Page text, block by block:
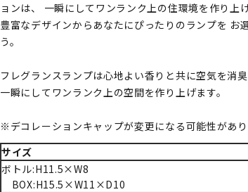
ョンは、 一瞬にしてワンランク上の住環境を作り上げ
豊富なデザインからあなたにぴったりのランプを お
う。
フレグランスランプは心地よい香りと共に空気を消臭
一瞬にしてワンランク上の空間を作り上げます。
※デコレーションキャップが変更になる可能性があり
サイズ
ボトル:H11.5×W8
BOX:H15.5×W11×D10